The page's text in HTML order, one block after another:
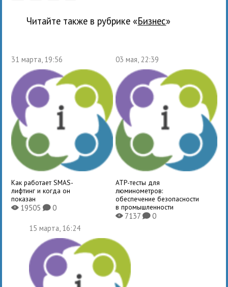
Читайте также в рубрике « бизнес»
31 марта, 19:56
Как работает SMAS-
лифтинг и когда он
показан
X19505K0
03 мая, 22:39
ATP-тесты для
люминометров:
обеспечение безопасности
в промышленности
X7137 K0
15 марта, 16:24